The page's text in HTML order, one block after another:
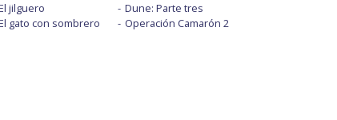
jilguero
gato con sombrero
Dune: Parte tres
Operación Camarón 2